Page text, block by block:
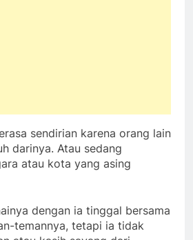
sendirian karena orang lain
darinya. Atau sedang
atau kota yang asing
dengan ia tinggal bersama
temannya, tetapi ia tidak